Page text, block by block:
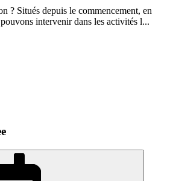
? Situés depuis le commencement, en
intervenir dans les activités l...